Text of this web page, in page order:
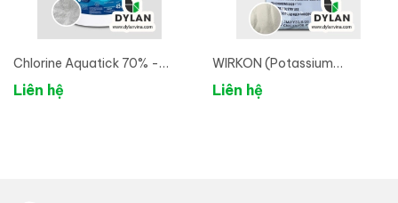
Chlorine Aquatick 70% -
Chlorine Ấn Độ
Liên hệ
WIRKON (Potassium
Monopersulfate 80%)-
Liên hệ